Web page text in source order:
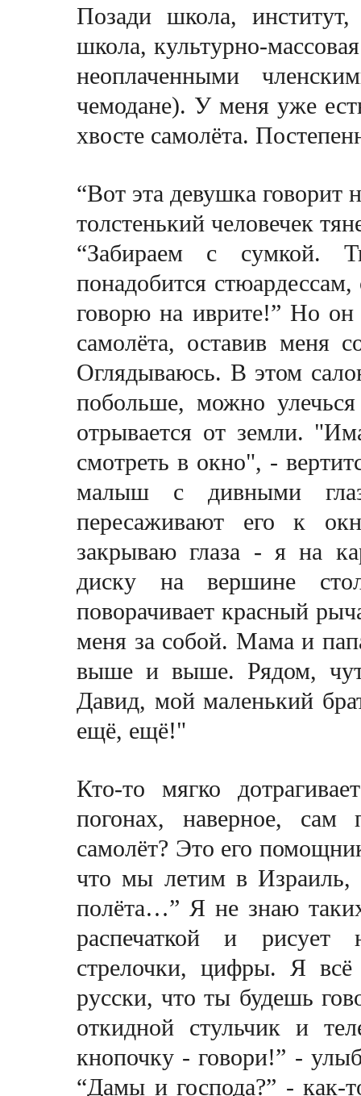
Позади школа, институт,
школа, культурно-
неоплаченными
чемодане). У меня уже
хвосте самолёта.
“Вот эта девушка говорит
толстенький человечек
“Забираем с сумкой.
понадобится
говорю на иврите!” Но
самолёта, оставив меня
Оглядываюсь. В этом
побольше, можно
отрывается от земли.
смотреть в окно", -
малыш с дивными
пересаживают его к
закрываю глаза - я на
диску на вершине
поворачивает красный
меня за собой. Мама и
выше и выше. Рядом,
Давид, мой маленький
ещё, ещё!"
Кто-то мягко
погонах, наверное,
самолёт? Это его
что мы летим в Израиль,
полёта…” Я не знаю
распечаткой и
стрелочки, цифры. Я
русски, что ты будешь
откидной стульчик и
кнопочку - говори!” -
“Дамы и господа?” - как-